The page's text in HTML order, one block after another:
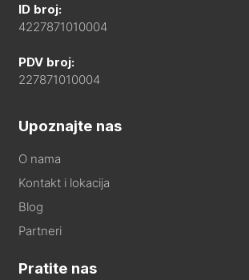
ID broj:
4227871010004
PDV broj:
227871010004
Upoznajte nas
O nama
Kontakt i lokacija
Blog
Partneri
Pratite nas